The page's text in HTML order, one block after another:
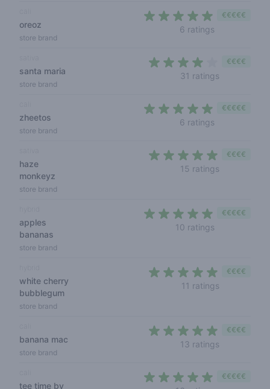
oreoz
store brand
6 ratings
€€€€€
santa maria
store brand
31 ratings
€€€€
zheetos
store brand
6 ratings
€€€€€
haze
monkeyz
store brand
15 ratings
€€€€
apples
bananas
store brand
10 ratings
€€€€€
white cherry
bubblegum
store brand
11 ratings
€€€€
banana mac
store brand
13 ratings
€€€€
tee time by
€€€€€